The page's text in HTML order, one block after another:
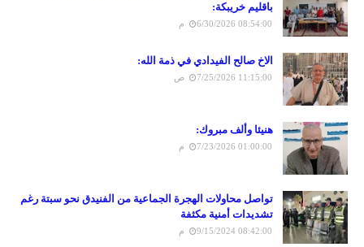
باقليم خريبكة:
6/30/2026 08:54:00 م
الاخ صالح الفيدادي في ذمة الله:
7/25/2026 11:15:00 ص
هنيئا وألف مبروك:
7/23/2026 01:00:00 م
تواصل محاولات الهجرة الجماعية من الفنيدق نحو سبتة رغم
تشديدات أمنية مكثفة
9/15/2024 08:42:00 م